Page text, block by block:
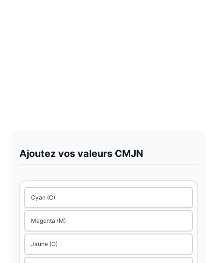
Ajoutez vos valeurs CMJN
Cyan (C)
Magenta (M)
Jaune (O)